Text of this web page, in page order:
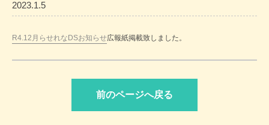
2023.1.5
R4.12月らせれなDSお知らせ広報紙掲載致しました。
前のページへ戻る